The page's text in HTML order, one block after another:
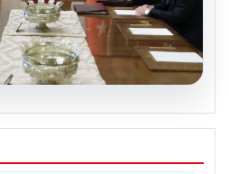
ilk kadın
oldu